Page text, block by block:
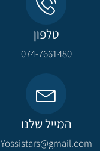
טלפון
074-7661480
המייל שלנו
Yossistars@gmail.com​